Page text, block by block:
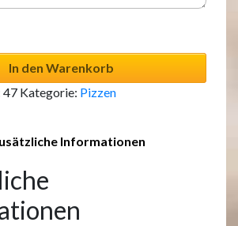
In den Warenkorb
47 Kategorie: Pizzen
Informationen